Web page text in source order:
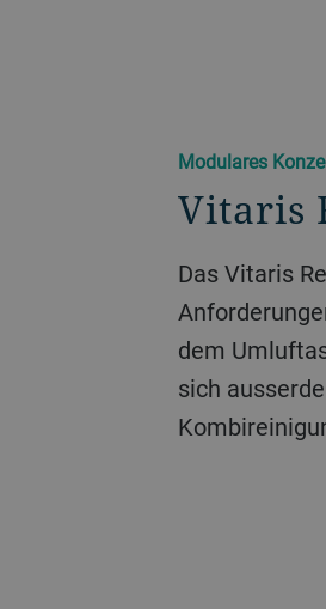
Modulares
Vitaris
Das Vitaris
dem
sich